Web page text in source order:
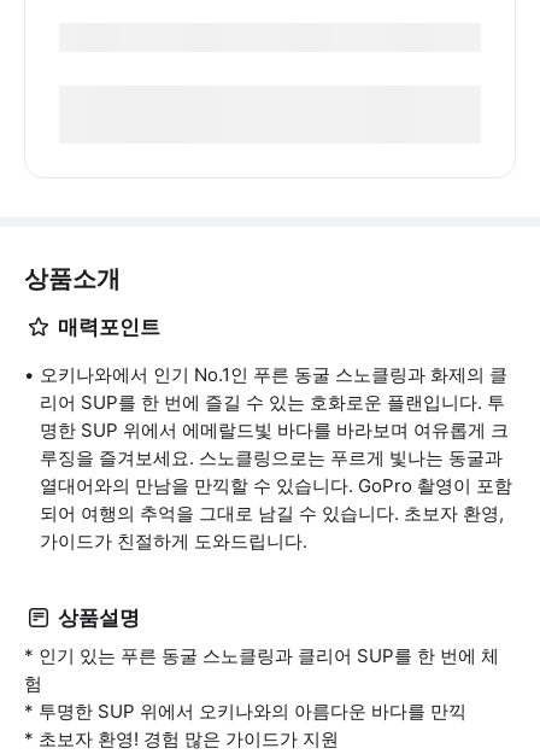
상품소개
매력포인트
오키나와에서 인기 No.1인 푸른 동굴 스노클링과 화제의 클
리어 SUP를 한 번에 즐길 수 있는 호화로운 플랜입니다. 투
명한 SUP 위에서 에메랄드빛 바다를 바라보며 여유롭게 크
루징을 즐겨보세요. 스노클링으로는 푸르게 빛나는 동굴과
열대어와의 만남을 만끽할 수 있습니다. GoPro 촬영이 포함
되어 여행의 추억을 그대로 남길 수 있습니다. 초보자 환영,
가이드가 친절하게 도와드립니다.
상품설명
* 인기 있는 푸른 동굴 스노클링과 클리어 SUP를 한 번에 체
험
* 투명한 SUP 위에서 오키나와의 아름다운 바다를 만끽
* 초보자 환영! 경험 많은 가이드가 지원